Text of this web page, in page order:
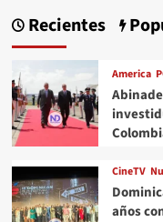
Recientes
America
CineTV
años